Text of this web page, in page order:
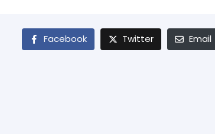
Facebook Twitter Email